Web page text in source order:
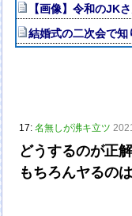
【画像】令和のJK
結婚式の二次会で
17:名無しが沸キ立ツ
どうするのが正
もちろんヤるの